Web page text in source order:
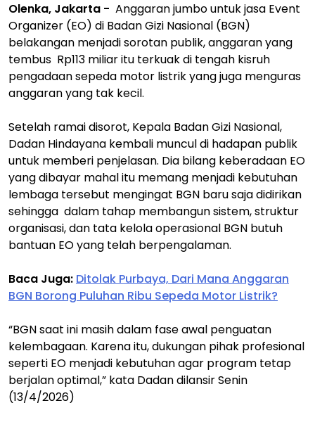
Olenka, Jakarta - Anggaran jumbo untuk jasa Event
Organizer (EO) di Badan Gizi Nasional (BGN)
belakangan menjadi sorotan publik, anggaran yang
tembus Rp113 miliar itu terkuak di tengah kisruh
pengadaan sepeda motor listrik yang juga menguras
anggaran yang tak kecil.
Setelah ramai disorot, Kepala Badan Gizi Nasional,
Dadan Hindayana kembali muncul di hadapan publik
untuk memberi penjelasan. Dia bilang keberadaan EO
yang dibayar mahal itu memang menjadi kebutuhan
lembaga tersebut mengingat BGN baru saja didirikan
sehingga dalam tahap membangun sistem, struktur
organisasi, dan tata kelola operasional BGN butuh
bantuan EO yang telah berpengalaman.
Baca Juga: Ditolak Purbaya, Dari Mana Anggaran
BGN Borong Puluhan Ribu Sepeda Motor Listrik?
“BGN saat ini masih dalam fase awal penguatan
kelembagaan. Karena itu, dukungan pihak profesional
seperti EO menjadi kebutuhan agar program tetap
berjalan optimal,” kata Dadan dilansir Senin
(13/4/2026)